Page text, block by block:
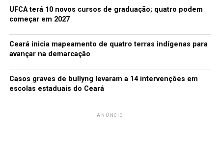
aparentemente, ela apenas errou o arquivo na hora de
fazer o upload. Por causa de seu peso, ela sofreu muitos
offline.
UFCA terá 10 novos cursos de graduação; quatro podem
começar em 2027
Ceará inicia mapeamento de quatro terras indígenas para
avançar na demarcação
Casos graves de bullyng levaram a 14 intervenções em
escolas estaduais do Ceará
ANÚNCIO